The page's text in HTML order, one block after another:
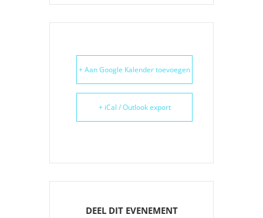
+ Aan Google Kalender toevoegen
+ iCal / Outlook export
DEEL DIT EVENEMENT